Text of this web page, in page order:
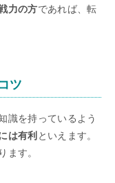
力の方であれば、転
ツ
識を持っているよう
は有利 といえます。
ます。